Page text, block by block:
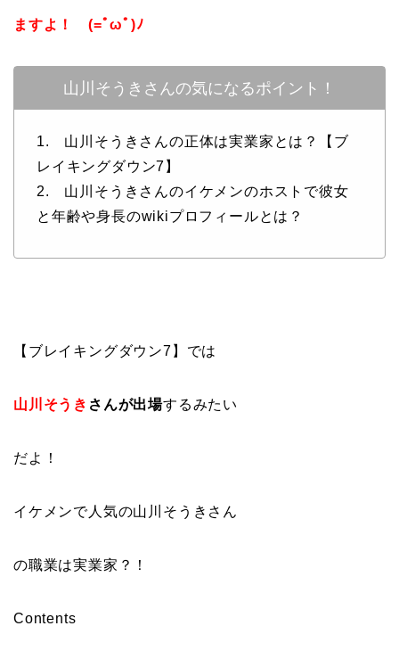
ますよ！ (=ﾟωﾟ)ﾉ
山川そうきさんの気になるポイント！
1. 山川そうきさんの正体は実業家とは？【ブ
レイキングダウン7】
2. 山川そうきさんのイケメンのホストで彼女
と年齢や身長のwikiプロフィールとは？
【ブレイキングダウン7】では
山川そうき さんが出場するみたい
だよ！
イケメンで人気の山川そうきさん
の職業は実業家？！
Contents